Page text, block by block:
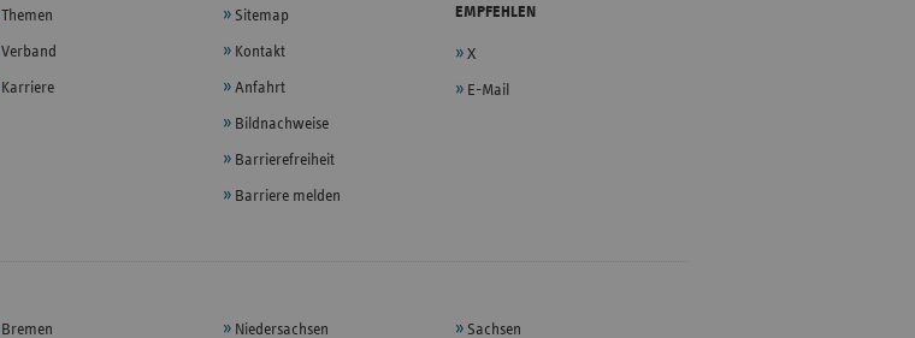
Themen
Verband
Karriere
Sitemap
Kontakt
Anfahrt
Bildnachweise
Barrierefreiheit
Barriere melden
EMPFEHLEN
X
E-Mail
Bremen Niedersachsen Sachsen